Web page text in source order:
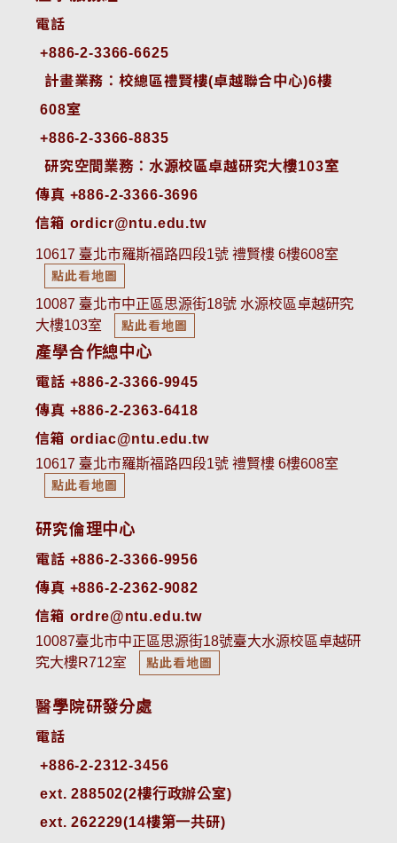
電話
+886-2-3366-6625
計畫業務：校總區禮賢樓(卓越聯合中心)6樓
608室
+886-2-3366-8835
研究空間業務：水源校區卓越研究大樓103室
傳真 +886-2-3366-3696
信箱 ordicr@ntu.edu.tw
10617 臺北市羅斯福路四段1號 禮賢樓 6樓608室
點此看地圖
10087 臺北市中正區思源街18號 水源校區卓越研究
大樓103室
點此看地圖
產學合作總中心
電話 +886-2-3366-9945
傳真 +886-2-2363-6418
信箱 ordiac@ntu.edu.tw
10617 臺北市羅斯福路四段1號 禮賢樓 6樓608室
點此看地圖
研究倫理中心
電話 +886-2-3366-9956
傳真 +886-2-2362-9082
信箱 ordre@ntu.edu.tw
10087臺北市中正區思源街18號臺大水源校區卓越研
究大樓R712室
點此看地圖
醫學院研發分處
電話
ext. 288502(2樓行政辦公室)
ext. 262229(14樓第一共研)